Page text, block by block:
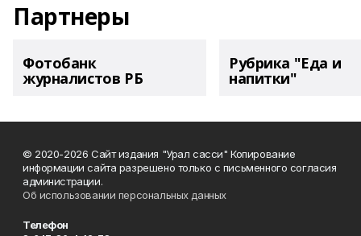
Партнеры
Фотобанк
журналистов РБ
Рубрика "Еда и
напитки"
© 2020-2026 Сайт издания "Урал сасси" Копирование
информации сайта разрешено только с письменного согласия
администрации.
Об использовании персональных данных
Телефон